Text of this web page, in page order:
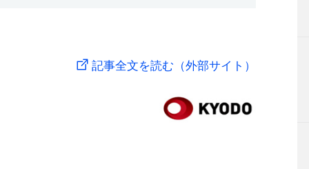
記事全文を読む（外部サイト）